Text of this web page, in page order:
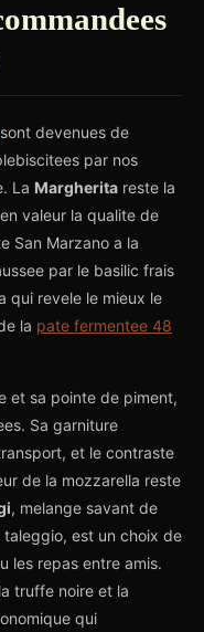
sont devenues de
par nos
La Margherita reste la
valeur la qualite de
San Marzano a la
par le basilic frais
qui revele le mieux le
la pate fermentee 48
et sa pointe de piment,
Sa garniture
et le contraste
de la mozzarella reste
, melange savant de
est un choix de
les repas entre amis.
truffe noire et la
qui